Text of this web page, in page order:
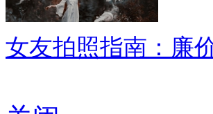
女友拍照指南：廉